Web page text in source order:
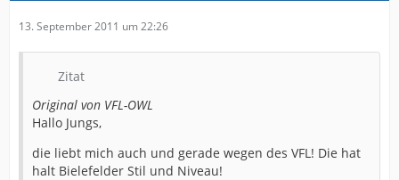
13. September 2011 um 22:26
Zitat
Original von VFL-OWL
Hallo Jungs,
die liebt mich auch und gerade wegen des VFL! Die hat
halt Bielefelder Stil und Niveau!